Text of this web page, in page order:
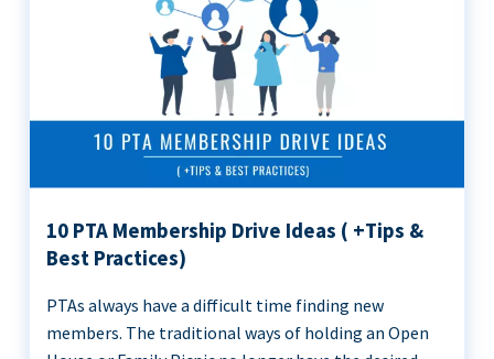
10 PTA Membership Drive Ideas ( +Tips &
Best Practices)
PTAs always have a difficult time finding new
members. The traditional ways of holding an Open